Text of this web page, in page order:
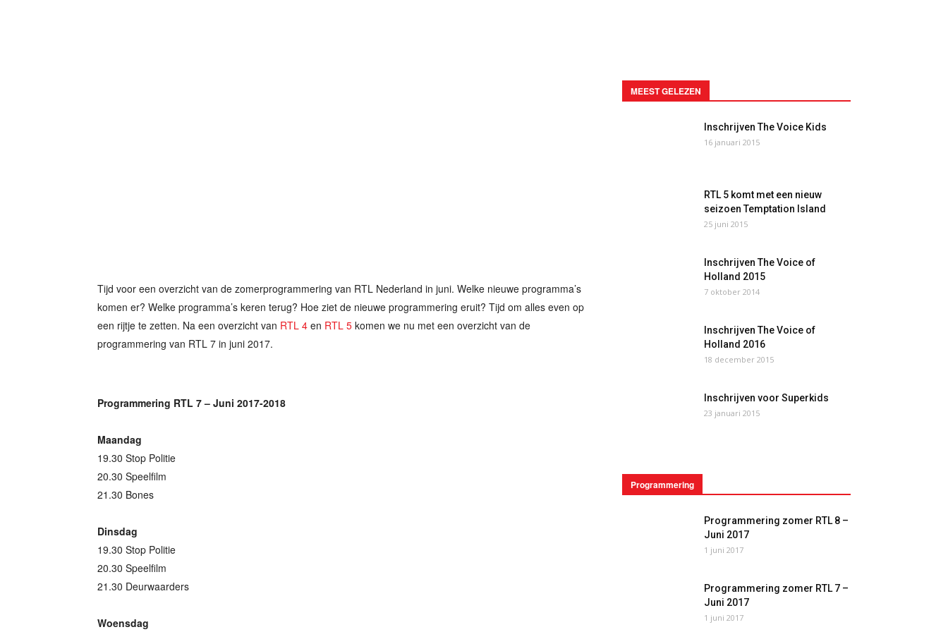
Tijd voor een overzicht van de zomerprogrammering van RTL Nederland in juni. Welke nieuwe programma’s
komen er? Welke programma’s keren terug? Hoe ziet de nieuwe programmering eruit? Tijd om alles even op
een rijtje te zetten. Na een overzicht van RTL 4 en RTL 5 komen we nu met een overzicht van de
programmering van RTL 7 in juni 2017.
Programmering RTL 7 – Juni 2017-2018
Maandag
19.30 Stop Politie
20.30 Speelfilm
21.30 Bones
Dinsdag
19.30 Stop Politie
20.30 Speelfilm
21.30 Deurwaarders
Woensdag
MEEST GELEZEN
Inschrijven The Voice Kids
16 januari 2015
RTL 5 komt met een nieuw
seizoen Temptation Island
25 juni 2015
Inschrijven The Voice of
Holland 2015
7 oktober 2014
Inschrijven The Voice of
Holland 2016
18 december 2015
Inschrijven voor Superkids
23 januari 2015
Programmering
Programmering zomer RTL 8 –
Juni 2017
1 juni 2017
Programmering zomer RTL 7 –
Juni 2017
1 juni 2017